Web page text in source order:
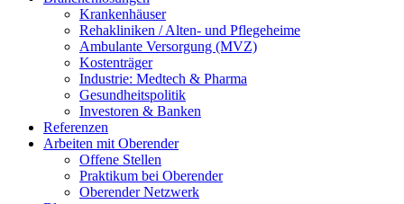
Krankenhäuser
Rehakliniken / Alten- und Pflegeheime
Ambulante Versorgung (MVZ)
Kostenträger
Industrie: Medtech & Pharma
Gesundheitspolitik
Investoren & Banken
Referenzen
Arbeiten mit Oberender
Offene Stellen
Praktikum bei Oberender
Oberender Netzwerk